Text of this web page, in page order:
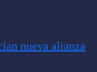
nueva alianza